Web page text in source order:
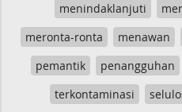
menindaklanjuti
meronta-ronta
menawan
pemantik
penangguhan
terkontaminasi